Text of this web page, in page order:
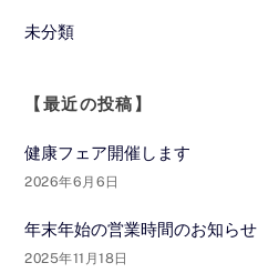
未分類
【最近の投稿】
健康フェア開催します
2026年6月6日
年末年始の営業時間のお知らせ
2025年11月18日